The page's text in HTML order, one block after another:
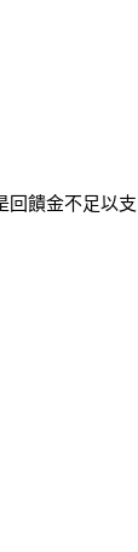
回饋金不足以支